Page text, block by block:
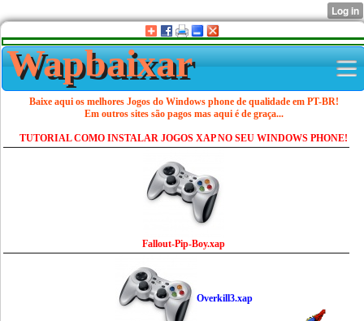
Wapbaixar
Baixe aqui os melhores Jogos do Windows phone de qualidade em PT-BR!
Em outros sites são pagos mas aqui é de graça...
TUTORIAL COMO INSTALAR JOGOS XAP NO SEU WINDOWS PHONE!
Fallout-Pip-Boy.xap
Overkill3.xap